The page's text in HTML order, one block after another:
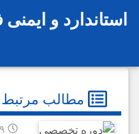
رفتن به محتوای اصلی
استاندارد و ایمنی
مطالب مرتبط